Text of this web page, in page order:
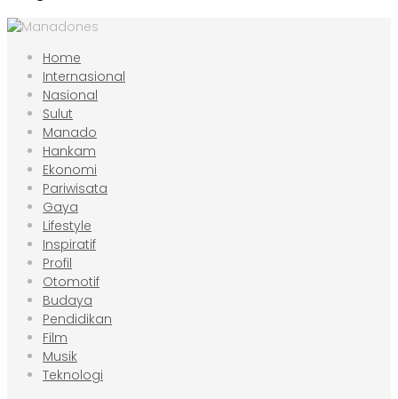
Home
Internasional
Nasional
Sulut
Manado
Hankam
Ekonomi
Pariwisata
Gaya
Lifestyle
Inspiratif
Profil
Otomotif
Budaya
Pendidikan
Film
Musik
Teknologi